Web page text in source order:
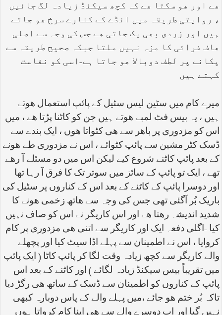
ھے اور ھو سکتا ھے کہ کچھ سیکنڈ زیادہ لگ جائیں
، روایتی طریقہ میں انڈے کے کنارے سرخ ھو جاتے
ہیں اور زردی بھی پک جاتی ھے جس کی وجہ سے اصلی
ھاف فرائی کا مزہ نہیں ملتا جبکہ صحیح طریقہ سے
پکانے پر لطف دوبالا ھو جاتا ہے-اسی کو نفاست
کہتے ہیں
میرے کام میں سٹین لیس سٹیل کے پائپ استعمال ھوتے
ہیں ، یہ بیس فٹ لمبے ھوتے ہیں جن کو کاٹنا پڑتا ھے ، میں
اس کو مزدوری پر باھر سے ھی کٹواتا ھوں ، ایک بندے سے
ڈسک کٹر مشین سے پائپ کٹوائے ، اس نے مزدوری طے ھونے
کے بعد پائپ کاٹنے شروع کیے لیکن اس میں دو مسئلے آ رھے
تھے ، ایک تو پائپ کے سائز میں سوتر تک کا فرق آ رہا تھا
اور دوسرا پائپ کے کاٹنے کے بعد اس کے کناروں پر سٹیل کی
باریک بُر آگئی تھی جس کی وجہ سے ھاتھ زخمی ھونے کا
شدید اندیشہ رھتا ھے اور اس کاریگر نے اس کو صاف نہیں
کیا -اگلی دفعہ ایک اور کاریگر سے اتنی ھی مزدوری پر کام
کروایا ، اس نے اطمینان سے پہلے اڈا سیٹ کیا اور پچھلے
والے کاریگر سے کچھ زیادہ وقت لگا کر پائپ کاٹا ( ایک پائپ
میں تقریباً بیس سیکنڈ زیادہ لگائے ) اور کاٹنے کے بعد اس
پائپ کے کناروں کو اطمینان سے ڈسک کے ساتھ ھی رگڑ دیا
تاکہ بُر ختم ھو جائے ،میں پہلے والے کے پاس دوبارہ کبھی